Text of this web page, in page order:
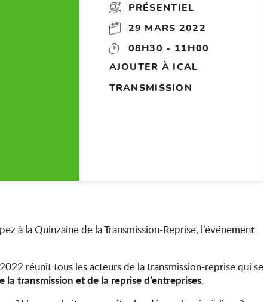
PRÉSENTIEL
29 MARS 2022
08H30 - 11H00
AJOUTER À ICAL
TRANSMISSION
à la Quinzaine de la Transmission-Reprise, l’événement
réunit tous les acteurs de la transmission-reprise qui se
la transmission et de la reprise d’entreprises.